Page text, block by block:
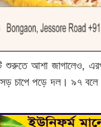
আশা জাগালেও,
চাপে পড়ে দল। ৯৭